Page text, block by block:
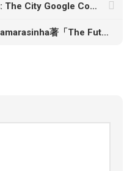
Josh O’Kane著「Sideways: The City Google Couldn’t Buy」
Leah Laksmi Piepzna-Samarasinha著「The Future Is Disabled: Prophecies, Love Notes and Mourning Songs」